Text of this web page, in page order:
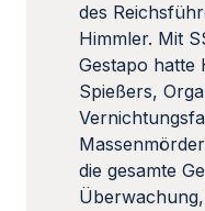
des
Himmler. Mit
Gestapo hatte
Spießers,
die gesamte